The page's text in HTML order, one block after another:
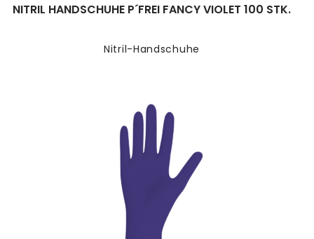
Nitril-Handschuhe
NITRIL HANDSCHUHE P´FREI FANCY VIOLET 100 STK.